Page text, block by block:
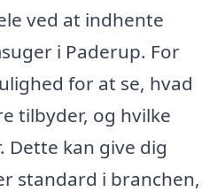
ved at indhente
i Paderup. For
for at se, hvad
tilbyder, og hvilke
Dette kan give dig
standard i branchen,